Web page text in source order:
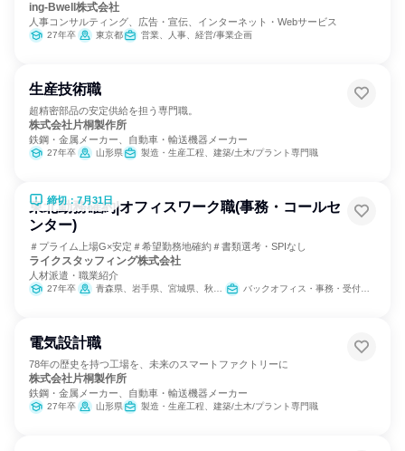
ing-Bwell株式会社
人事コンサルティング、広告・宣伝、インターネット・Webサービス
27年卒 東京都 営業、人事、経営/事業企画
生産技術職
超精密部品の安定供給を担う専門職。
株式会社片桐製作所
鉄鋼・金属メーカー、自動車・輸送機器メーカー
27年卒 山形県 製造・生産工程、建築/土木/プラント専門職
締切：7月31日
東北勤務確約|オフィスワーク職(事務・コールセ
ンター)
＃プライム上場G×安定＃希望勤務地確約＃書類選考・SPIなし
ライクスタッフィング株式会社
人材派遣・職業紹介
27年卒 青森県、岩手県、宮城県、秋田県、山形県、福島県 バックオフィス・事務・受付、IT、営業、サービス/接客、小売販売/流通、医療/福祉専門職、SCM/生産管理/購買/物流、人事、広報/IR、建築/土木/プラント専門職、カスタマーサポート/コールセンター
電気設計職
78年の歴史を持つ工場を、未来のスマートファクトリーに
株式会社片桐製作所
鉄鋼・金属メーカー、自動車・輸送機器メーカー
27年卒 山形県 製造・生産工程、建築/土木/プラント専門職